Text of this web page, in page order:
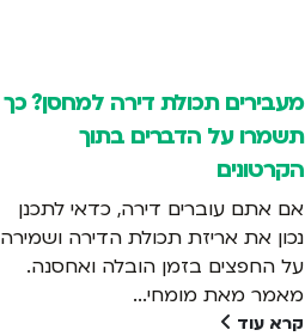
מעבירים תכולת דירה למחסן? כך
תשמרו על הדברים בתוך
הקרטונים
אם אתם עוברים דירה, כדאי לתכנן
נכון את אריזת תכולת הדירה ושמירה
על החפצים בזמן הובלה ואחסנה.
מאמר מאת מומחי...
קרא עוד